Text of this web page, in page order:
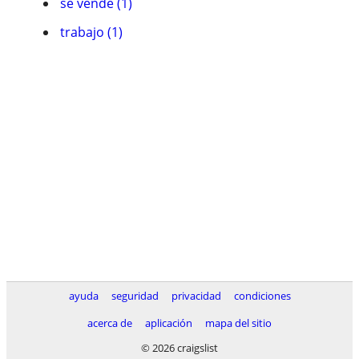
trabajo (1)
ayuda seguridad privacidad
condiciones
acerca de
aplicación
mapa del sitio
© 2026 craigslist